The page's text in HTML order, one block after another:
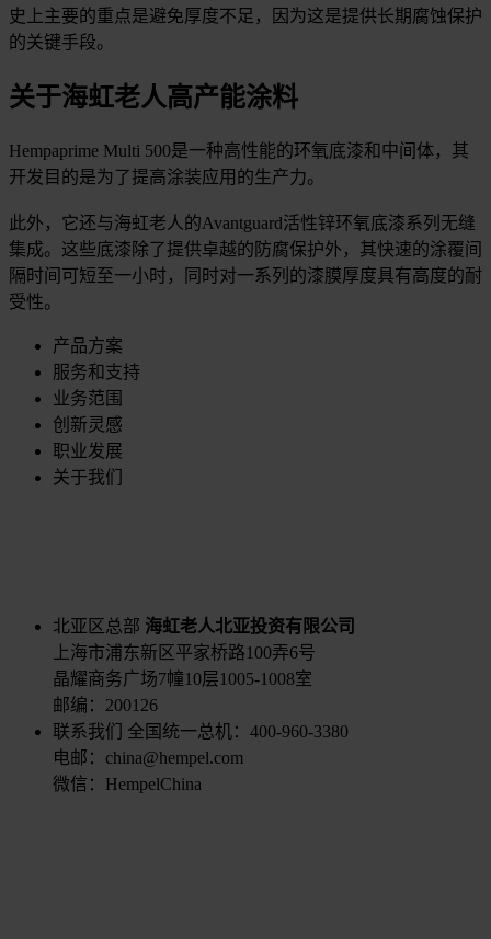
史上主要的重点是避免厚度不足，因为这是提供长期腐蚀保护
的关键手段。
关于海虹老人高产能涂料
Hempaprime Multi 500是一种高性能的环氧底漆和中间体，其
开发目的是为了提高涂装应用的生产力。
此外，它还与海虹老人的Avantguard活性锌环氧底漆系列无缝
集成。这些底漆除了提供卓越的防腐保护外，其快速的涂覆间
隔时间可短至一小时，同时对一系列的漆膜厚度具有高度的耐
受性。
产品方案
服务和支持
业务范围
创新灵感
职业发展
关于我们
北亚区总部 海虹老人北亚投资有限公司
上海市浦东新区平家桥路100弄6号
晶耀商务广场7幢10层1005-1008室
邮编：200126
联系我们
全国统一总机：400-960-3380
电邮：china@hempel.com
微信：HempelChina